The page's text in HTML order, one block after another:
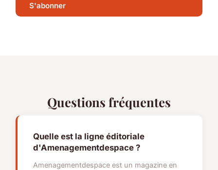
S'abonner
Questions fréquentes
Quelle est la ligne éditoriale
d'Amenagementdespace ?
Amenagementdespace est un magazine en